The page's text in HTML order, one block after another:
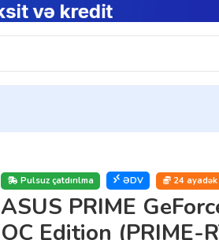
Pulsuz çatdırılma ƏDV 24 ayadək
ASUS PRIME
OC Edition (PRIME-